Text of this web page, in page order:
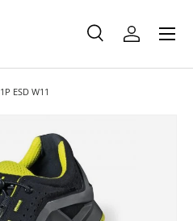
Caută
Meniu
ESD W11